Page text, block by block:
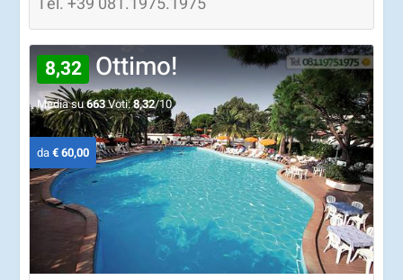
8,32 Ottimo!
Media su663Voti:8,32/10
da€ 60,00